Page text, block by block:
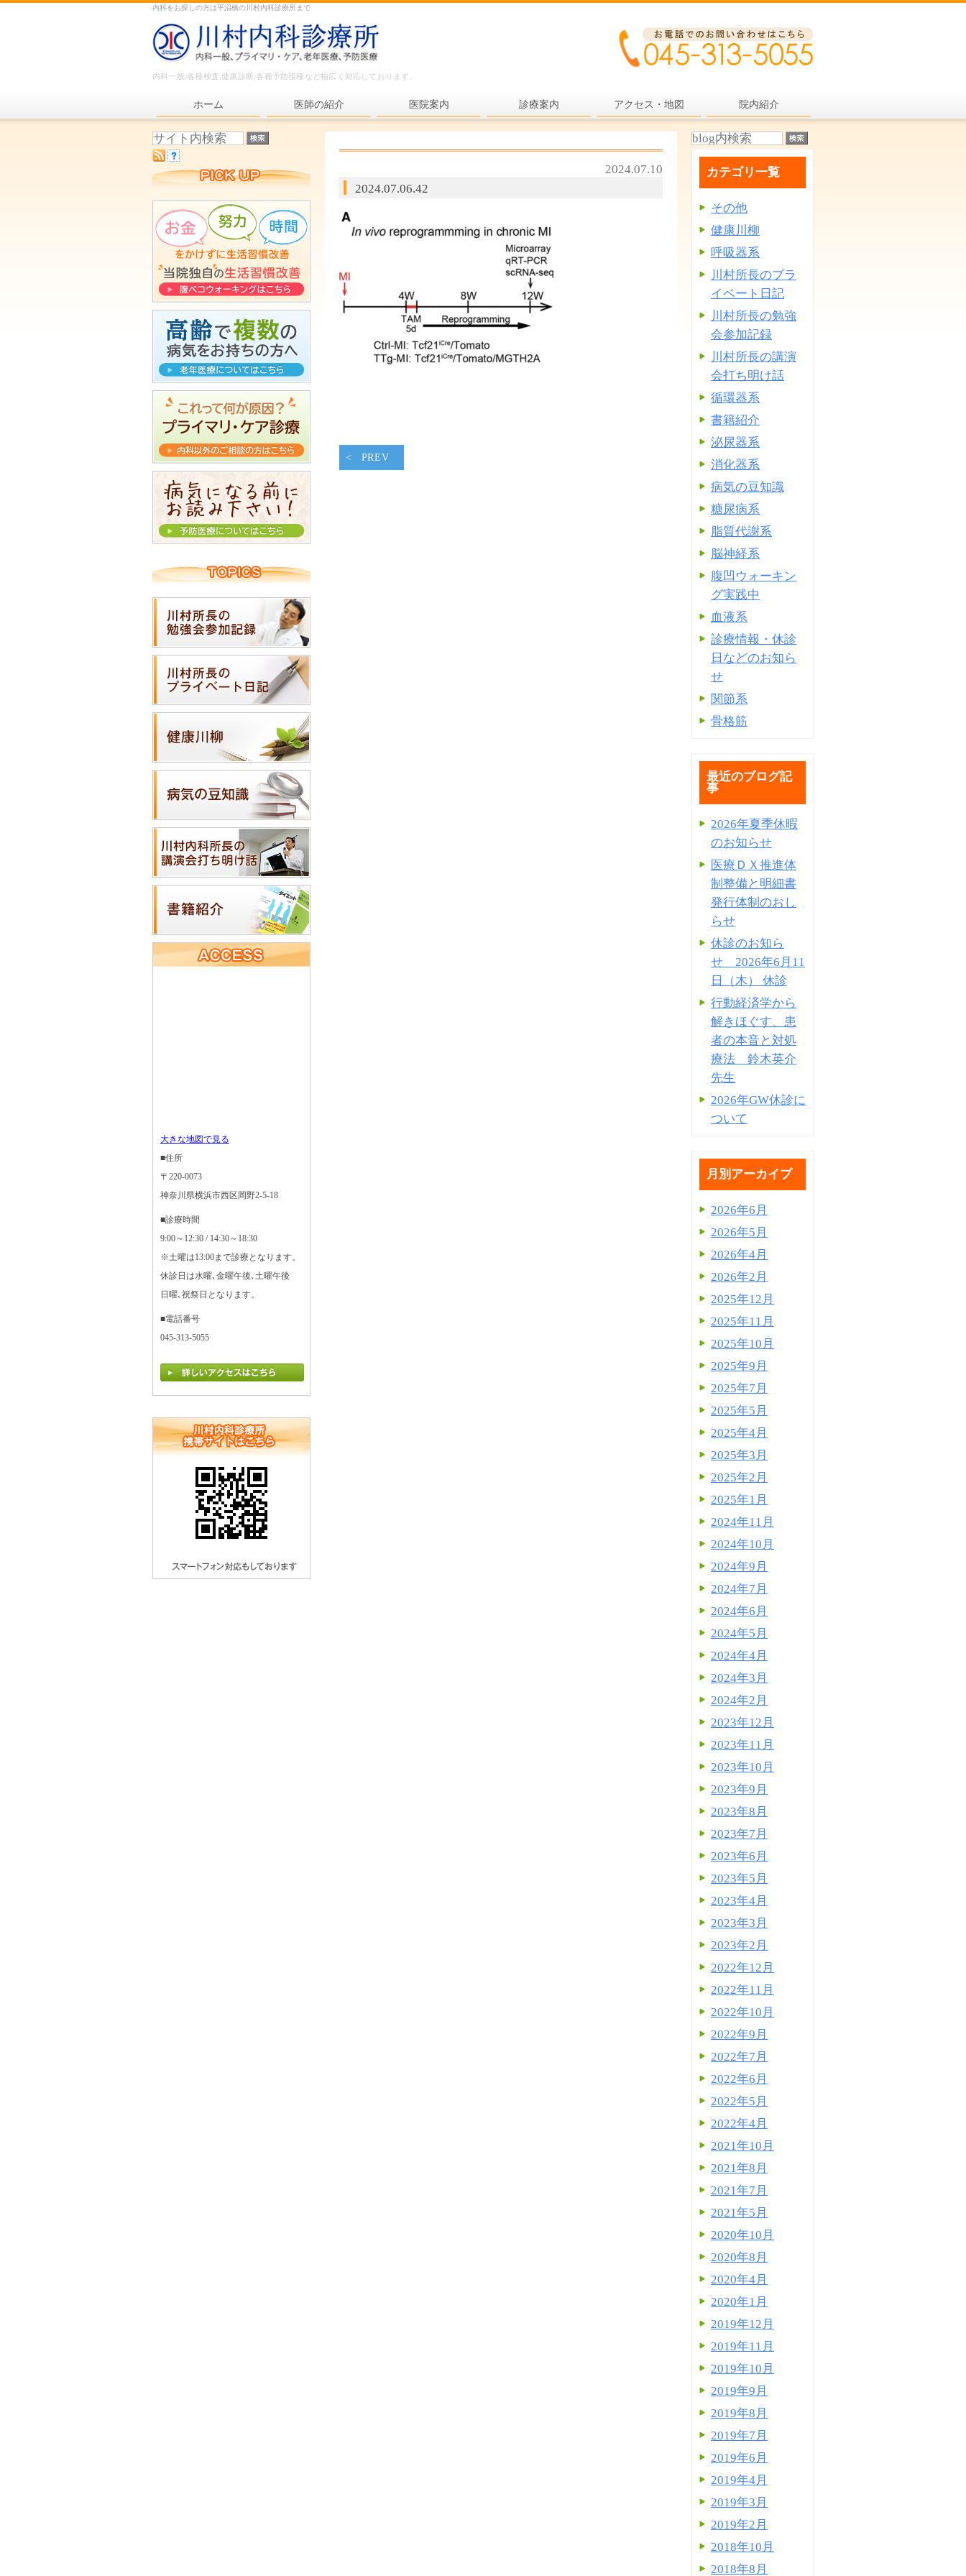
内科をお探しの方は平沼橋の川村内科診療所まで
内科一般,各種検査,健康診断,各種予防接種など幅広く対応しております。
ホーム 医師の紹介 医院案内 診療案内
内科一般
老年医療
予防医療
腹ペコウォーキング
アクセス・地図 院内紹介
2024.07.10
2024.07.06.42
PREV
カテゴリ一覧
その他
健康川柳
呼吸器系
川村所長のプラ
イベート日記
川村所長の勉強
会参加記録
川村所長の講演
会打ち明け話
循環器系
書籍紹介
泌尿器系
消化器系
病気の豆知識
糖尿病系
脂質代謝系
脳神経系
腹凹ウォーキン
グ実践中
血液系
診療情報・休診
日などのお知ら
せ
関節系
骨格筋
最近のブログ記
事
2026年夏季休暇
のお知らせ
医療ＤＸ推進体
制整備と明細書
発⾏体制のおし
らせ
休診のお知ら
せ 2026年6月11
日（木） 休診
行動経済学から
解きほぐす、患
者の本音と対処
療法 鈴木英介
先生
2026年GW休診に
ついて
月別アーカイブ
2026年6月
2026年5月
2026年4月
2026年2月
2025年12月
2025年11月
2025年10月
2025年9月
2025年7月
2025年5月
2025年4月
2025年3月
2025年2月
2025年1月
2024年11月
2024年10月
2024年9月
2024年7月
2024年6月
2024年5月
2024年4月
2024年3月
2024年2月
2023年12月
2023年11月
2023年10月
2023年9月
2023年8月
2023年7月
2023年6月
2023年5月
2023年4月
2023年3月
2023年2月
2022年12月
2022年11月
2022年10月
2022年9月
2022年7月
2022年6月
2022年5月
2022年4月
2021年10月
2021年8月
2021年7月
2021年5月
2020年10月
2020年8月
2020年4月
2020年1月
2019年12月
2019年11月
2019年10月
2019年9月
2019年8月
2019年7月
2019年6月
2019年4月
2019年3月
2019年2月
2018年10月
2018年8月
大きな地図で見る
■住所
〒220-0073
神奈川県横浜市西区岡野2-5-18
■診療時間
9:00～12:30 / 14:30～18:30
※土曜は13:00まで診療となります。
休診日は水曜､金曜午後､土曜午後
日曜､祝祭日となります。
■電話番号
045-313-5055